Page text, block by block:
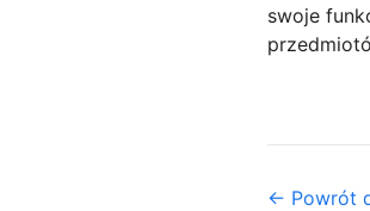
swoje
← Powrót